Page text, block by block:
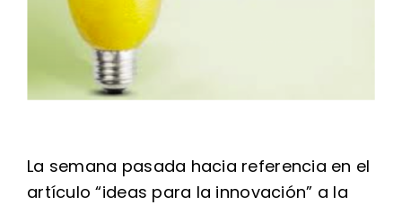
La semana pasada hacia referencia en el
artículo “ideas para la innovación” a la